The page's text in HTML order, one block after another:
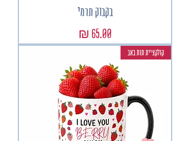
בקבוק תרמי
מחיר
קולקציית תות באב